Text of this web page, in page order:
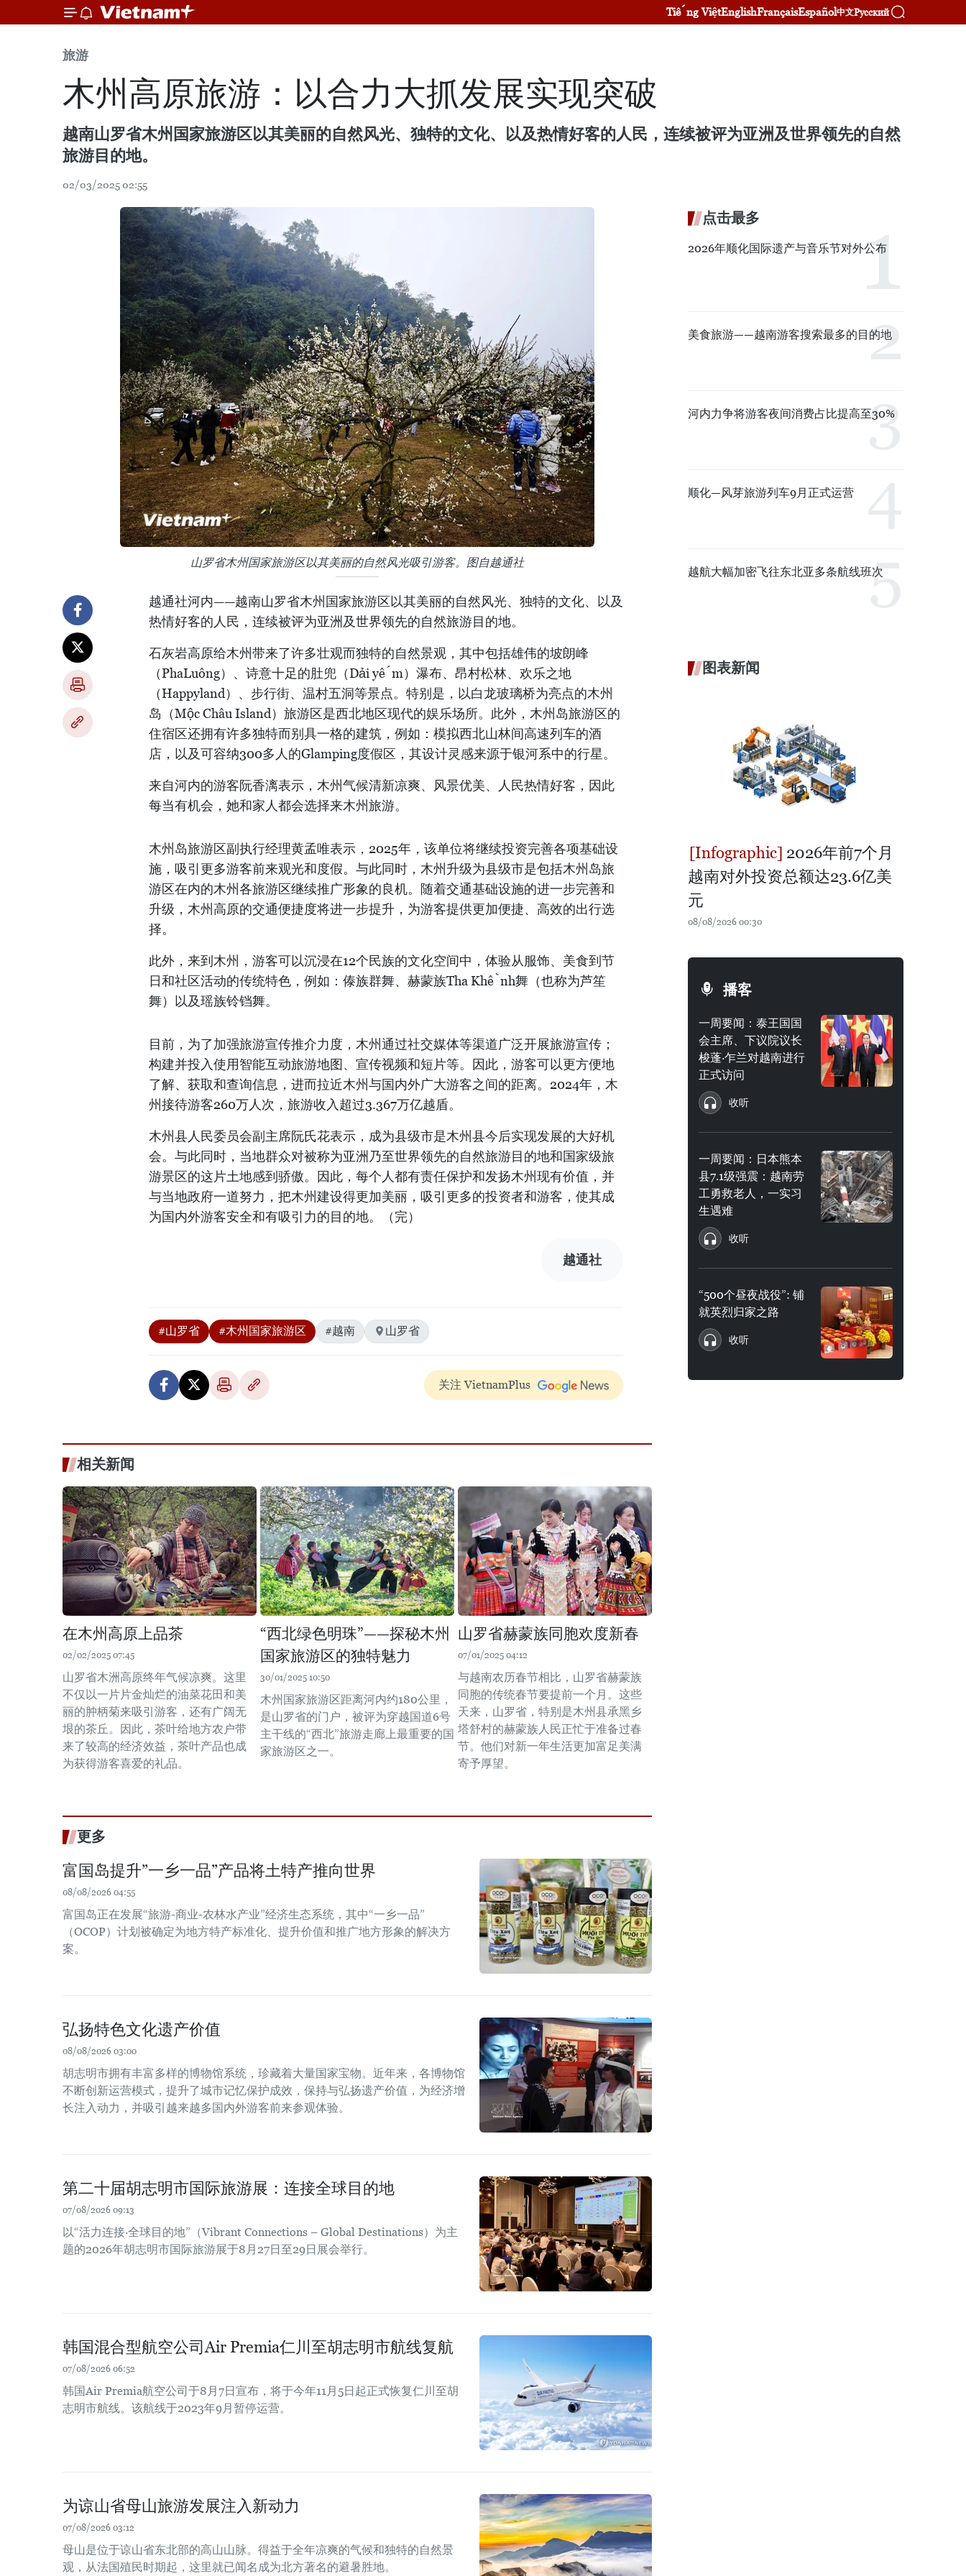
Tiếng ViệtEnglishFrançaisEspañol中文Русский
旅游
木州高原旅游：以合力大抓发展实现突破
越南山罗省木州国家旅游区以其美丽的自然风光、独特的文化、以及热情好客的人民，连续被评为亚洲及世界领先的自然
旅游目的地。
02/03/2025 02:55
山罗省木州国家旅游区以其美丽的自然风光吸引游客。图自越通社
越通社河内——越南山罗省木州国家旅游区以其美丽的自然风光、独特的文化、以及
热情好客的人民，连续被评为亚洲及世界领先的自然旅游目的地。
石灰岩高原给木州带来了许多壮观而独特的自然景观，其中包括雄伟的坡朗峰
（PhaLuông）、诗意十足的肚兜（Dải yếm）瀑布、昂村松林、欢乐之地
（Happyland）、步行街、温村五洞等景点。特别是，以白龙玻璃桥为亮点的木州
岛（Mộc Châu Island）旅游区是西北地区现代的娱乐场所。此外，木州岛旅游区的
住宿区还拥有许多独特而别具一格的建筑，例如：模拟西北山林间高速列车的酒
店，以及可容纳300多人的Glamping度假区，其设计灵感来源于银河系中的行星。
来自河内的游客阮香漓表示，木州气候清新凉爽、风景优美、人民热情好客，因此
每当有机会，她和家人都会选择来木州旅游。
木州岛旅游区副执行经理黄孟唯表示，2025年，该单位将继续投资完善各项基础设
施，吸引更多游客前来观光和度假。与此同时，木州升级为县级市是包括木州岛旅
游区在内的木州各旅游区继续推广形象的良机。随着交通基础设施的进一步完善和
升级，木州高原的交通便捷度将进一步提升，为游客提供更加便捷、高效的出行选
择。
此外，来到木州，游客可以沉浸在12个民族的文化空间中，体验从服饰、美食到节
日和社区活动的传统特色，例如：傣族群舞、赫蒙族Tha Khềnh舞（也称为芦笙
舞）以及瑶族铃铛舞。
目前，为了加强旅游宣传推介力度，木州通过社交媒体等渠道广泛开展旅游宣传；
构建并投入使用智能互动旅游地图、宣传视频和短片等。因此，游客可以更方便地
了解、获取和查询信息，进而拉近木州与国内外广大游客之间的距离。2024年，木
州接待游客260万人次，旅游收入超过3.367万亿越盾。
木州县人民委员会副主席阮氏花表示，成为县级市是木州县今后实现发展的大好机
会。与此同时，当地群众对被称为亚洲乃至世界领先的自然旅游目的地和国家级旅
游景区的这片土地感到骄傲。因此，每个人都有责任保护和发扬木州现有价值，并
与当地政府一道努力，把木州建设得更加美丽，吸引更多的投资者和游客，使其成
为国内外游客安全和有吸引力的目的地。（完）
越通社
#山罗省 #木州国家旅游区 #越南 山罗省
关注 VietnamPlus
相关新闻
在木州高原上品茶
02/02/2025 07:45
山罗省木洲高原终年气候凉爽。这里
不仅以一片片金灿烂的油菜花田和美
丽的肿柄菊来吸引游客，还有广阔无
垠的茶丘。因此，茶叶给地方农户带
来了较高的经济效益，茶叶产品也成
为获得游客喜爱的礼品。
“西北绿色明珠”——探秘木州
国家旅游区的独特魅力
30/01/2025 10:50
木州国家旅游区距离河内约180公里，
是山罗省的门户，被评为穿越国道6号
主干线的“西北”旅游走廊上最重要的国
家旅游区之一。
山罗省赫蒙族同胞欢度新春
07/01/2025 04:12
与越南农历春节相比，山罗省赫蒙族
同胞的传统春节要提前一个月。这些
天来，山罗省，特别是木州县承黑乡
塔舒村的赫蒙族人民正忙于准备过春
节。他们对新一年生活更加富足美满
寄予厚望。
更多
富国岛提升”一乡一品”产品将土特产推向世界
08/08/2026 04:55
富国岛正在发展“旅游-商业-农林水产业”经济生态系统，其中“一乡一品”
（OCOP）计划被确定为地方特产标准化、提升价值和推广地方形象的解决方
案。
弘扬特色文化遗产价值
08/08/2026 03:00
胡志明市拥有丰富多样的博物馆系统，珍藏着大量国家宝物。近年来，各博物馆
不断创新运营模式，提升了城市记忆保护成效，保持与弘扬遗产价值，为经济增
长注入动力，并吸引越来越多国内外游客前来参观体验。
第二十届胡志明市国际旅游展：连接全球目的地
07/08/2026 09:13
以“活力连接·全球目的地”（Vibrant Connections – Global Destinations）为主
题的2026年胡志明市国际旅游展于8月27日至29日展会举行。
韩国混合型航空公司Air Premia仁川至胡志明市航线复航
07/08/2026 06:52
韩国Air Premia航空公司于8月7日宣布，将于今年11月5日起正式恢复仁川至胡
志明市航线。该航线于2023年9月暂停运营。
为谅山省母山旅游发展注入新动力
07/08/2026 03:12
母山是位于谅山省东北部的高山山脉。得益于全年凉爽的气候和独特的自然景
观，从法国殖民时期起，这里就已闻名成为北方著名的避暑胜地。
点击最多
2026年顺化国际遗产与音乐节对外公布
美食旅游——越南游客搜索最多的目的地
河内力争将游客夜间消费占比提高至30%
顺化—风芽旅游列车9月正式运营
越航大幅加密飞往东北亚多条航线班次
图表新闻
2026年前7个月
越南对外投资总额达23.6亿美
元
08/08/2026 00:30
播客
一周要闻：泰王国国
会主席、下议院议长
梭蓬·乍兰对越南进行
正式访问
收听
一周要闻：日本熊本
县7.1级强震：越南劳
工勇救老人，一实习
生遇难
收听
“500个昼夜战役”: 铺
就英烈归家之路
收听